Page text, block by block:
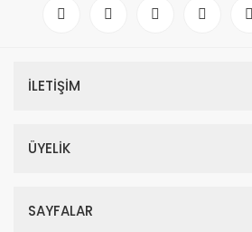
İLETİŞİM
ÜYELİK
SAYFALAR